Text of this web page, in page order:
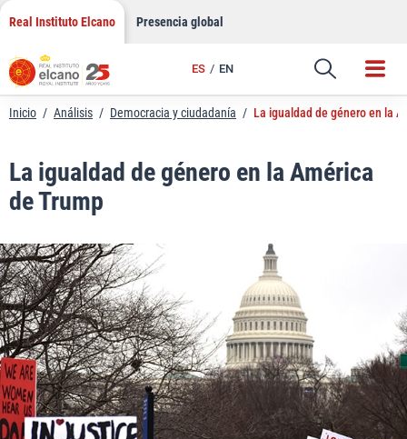
Saltar
contenido
Real Instituto Elcano Presencia global
ES EN
Enlace
Inicio / Análisis / Democracia y ciudadanía / La igualdad de género en la
La igualdad de género en la América
de Trump